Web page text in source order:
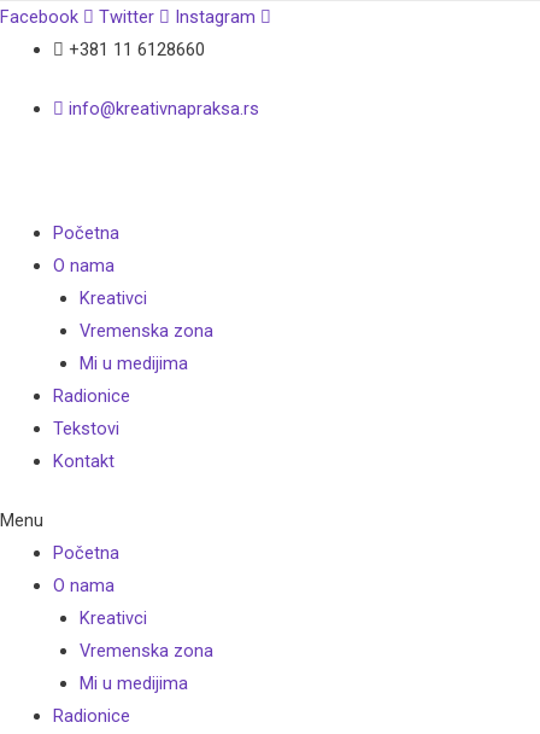
Facebook Twitter
Instagram
+381 11 6128660
info@kreativnapraksa.rs
Početna
O nama
Kreativci
Vremenska zona
Mi u medijima
Radionice
Tekstovi
Kontakt
Menu
Početna
O nama
Kreativci
Vremenska zona
Mi u medijima
Radionice